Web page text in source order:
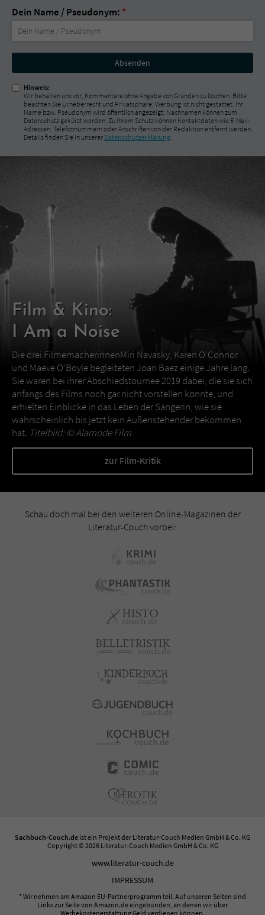
Dein Name / Pseudonym: *
Nicht
ausfüllen!
Hinweis:
Wir behalten uns vor, Kommentare ohne Angabe von Gründen zu löschen. Bitte
beachten Sie Urheberrecht und Privatsphäre; Werbung ist nicht gestattet. Ihr
Name bzw. Pseudonym wird öffentlich angezeigt; Nachnamen können zum
Datenschutz gekürzt werden. Zu Ihrem Schutz können Kontaktdaten wie E-Mail-
Adressen, Telefonnummern oder Anschriften von der Redaktion entfernt werden.
Details finden Sie in unserer Datenschutzerklärung
Film & Kino:
I Am a Noise
Die drei FilmemacherinnenMiri Navasky, Karen O‘Connor
und Maeve O‘Boyle begleiteten Joan Baez einige Jahre lang.
Sie waren bei ihrer Abschiedstournee 2019 dabei, die sie sich
anfangs des Films noch gar nicht vorstellen konnte, und
erhielten Einblicke in das Leben der Sängerin, wie sie
wahrscheinlich bis jetzt kein Außenstehender bekommen
hat. Titelbild: ©Alamode Film
zur Film-Kritik
Schau doch mal bei den weiteren Online-Magazinen der
Literatur-Couch vorbei:
Sachbuch-Couch.de ist ein Projekt der Literatur-Couch Medien GmbH & Co. KG
Copyright © 2026 Literatur-Couch Medien GmbH & Co. KG
www.literatur-couch.de
IMPRESSUM
* Wir nehmen am Amazon EU-Partnerprogramm teil. Auf unseren Seiten sind
Links zur Seite von Amazon.de eingebunden, an denen wir über
Werbekostenerstattung Geld verdienen können.